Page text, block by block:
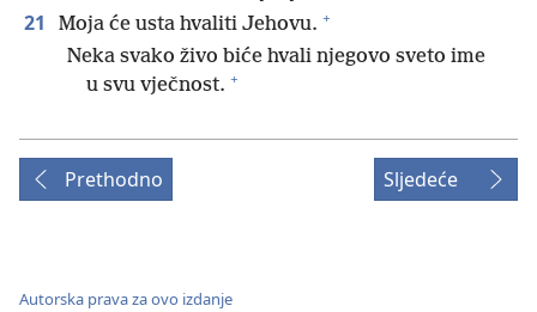
21 Moja će usta hvaliti Jehovu. +
Neka svako živo biće hvali njegovo sveto ime
u svu vječnost. +
Prethodno Sljedeće
Autorska prava za ovo izdanje